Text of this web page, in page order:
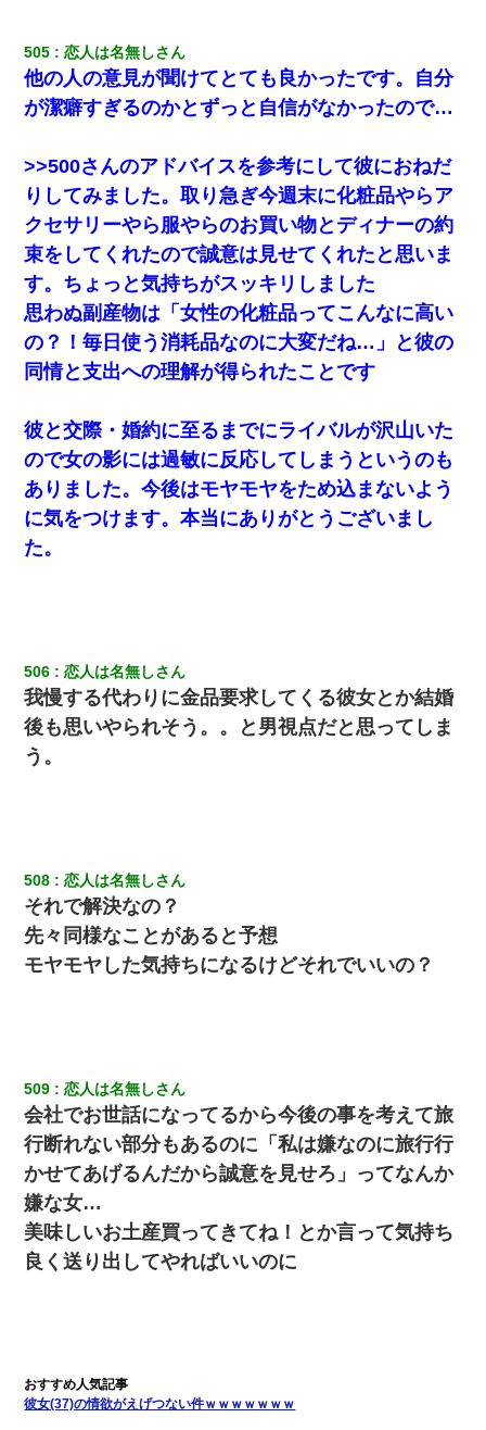
505 恋人は名無しさん
他の人の意見が聞けてとても良かったです。自分
が潔癖すぎるのかとずっと自信がなかったので…
>>500さんのアドバイスを参考にして彼におねだ
りしてみました。取り急ぎ今週末に化粧品やらア
クセサリーやら服やらのお買い物とディナーの約
束をしてくれたので誠意は見せてくれたと思いま
す。ちょっと気持ちがスッキリしました
思わぬ副産物は「女性の化粧品ってこんなに高い
の？！毎日使う消耗品なのに大変だね…」と彼の
同情と支出への理解が得られたことです
彼と交際・婚約に至るまでにライバルが沢山いた
ので女の影には過敏に反応してしまうというのも
ありました。今後はモヤモヤをため込まないよう
に気をつけます。本当にありがとうございまし
た。
506 恋人は名無しさん
我慢する代わりに金品要求してくる彼女とか結婚
後も思いやられそう。。と男視点だと思ってしま
う。
508 恋人は名無しさん
それで解決なの？
先々同様なことがあると予想
モヤモヤした気持ちになるけどそれでいいの？
509 恋人は名無しさん
会社でお世話になってるから今後の事を考えて旅
行断れない部分もあるのに「私は嫌なのに旅行行
かせてあげるんだから誠意を見せろ」ってなんか
嫌な女…
美味しいお土産買ってきてね！とか言って気持ち
良く送り出してやればいいのに
彼女(37)の情欲がえげつない件ｗｗｗｗｗｗｗ